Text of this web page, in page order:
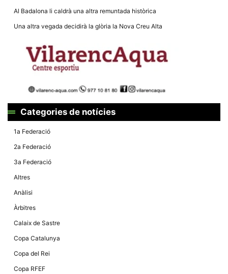
Al Badalona li caldrà una altra remuntada històrica
Una altra vegada decidirà la glòria la Nova Creu Alta
Categories de notícies
1a Federació
2a Federació
3a Federació
Altres
Anàlisi
Àrbitres
Calaix de Sastre
Copa Catalunya
Copa del Rei
Copa RFEF
Estadístiques
de manera
anònima d'ús
la funcionalitat
i la seva